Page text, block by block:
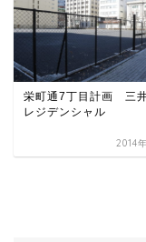
栄町通7丁目計画 三
レジデンシャル
2014